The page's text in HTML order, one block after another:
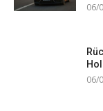
06/
06/